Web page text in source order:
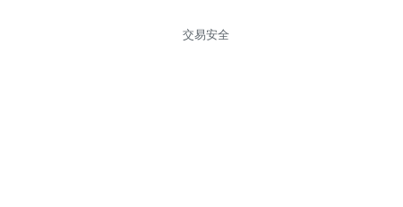
交易安全